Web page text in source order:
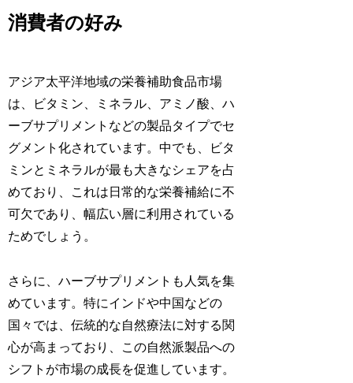
消費者の好み
アジア太平洋地域の栄養補助食品市場
は、ビタミン、ミネラル、アミノ酸、ハ
ーブサプリメントなどの製品タイプでセ
グメント化されています。中でも、ビタ
ミンとミネラルが最も大きなシェアを占
めており、これは日常的な栄養補給に不
可欠であり、幅広い層に利用されている
ためでしょう。
さらに、ハーブサプリメントも人気を集
めています。特にインドや中国などの
国々では、伝統的な自然療法に対する関
心が高まっており、この自然派製品への
シフトが市場の成長を促進しています。